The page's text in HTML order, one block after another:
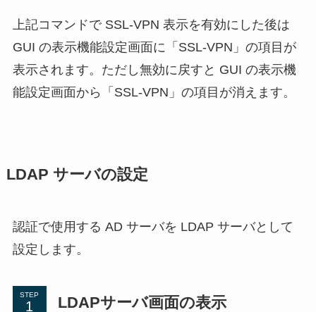
上記コマンドで SSL-VPN 表示を有効にした後は
GUI の表示機能設定画面に「SSL-VPN」の項目が
表示されます。ただし無効に戻すと GUI の表示機
能設定画面から「SSL-VPN」の項目が消えます。
LDAP サーバの設定
認証で使用する AD サーバを LDAP サーバとして
設定します。
STEP LDAPサーバ画面の表示